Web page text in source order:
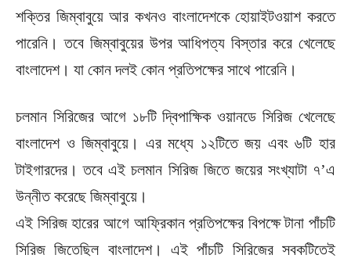
শক্তির জিম্বাবুয়ে আর কখনও বাংলাদেশকে হোয়াইটওয়াশ করতে
পারেনি। তবে জিম্বাবুয়ের উপর আধিপত্য বিস্তার করে খেলেছে
বাংলাদেশ। যা কোন দলই কোন প্রতিপক্ষের সাথে পারেনি।
চলমান সিরিজের আগে ১৮টি দ্বিপাক্ষিক ওয়ানডে সিরিজ খেলেছে
বাংলাদেশ ও জিম্বাবুয়ে। এর মধ্যে ১২টিতে জয় এবং ৬টি হার
টাইগারদের। তবে এই চলমান সিরিজ জিতে জয়ের সংখ্যাটা ৭’এ
উন্নীত করেছে জিম্বাবুয়ে।
এই সিরিজ হারের আগে আফ্রিকান প্রতিপক্ষের বিপক্ষে টানা পাঁচটি
সিরিজ জিতেছিল বাংলাদেশ। এই পাঁচটি সিরিজের সবকটিতেই